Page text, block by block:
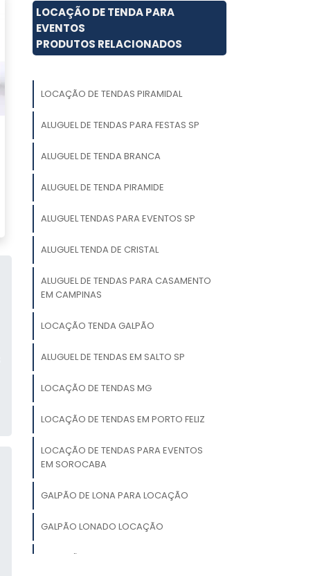
LOCAÇÃO DE TENDA PARA
EVENTOS
PRODUTOS RELACIONADOS
LOCAÇÃO DE TENDAS PIRAMIDAL
ALUGUEL DE TENDAS PARA FESTAS SP
ALUGUEL DE TENDA BRANCA
ALUGUEL DE TENDA PIRAMIDE
ALUGUEL TENDAS PARA EVENTOS SP
ALUGUEL TENDA DE CRISTAL
ALUGUEL DE TENDAS PARA CASAMENTO
EM CAMPINAS
LOCAÇÃO TENDA GALPÃO
ALUGUEL DE TENDAS EM SALTO SP
LOCAÇÃO DE TENDAS MG
LOCAÇÃO DE TENDAS EM PORTO FELIZ
LOCAÇÃO DE TENDAS PARA EVENTOS
EM SOROCABA
GALPÃO DE LONA PARA LOCAÇÃO
GALPÃO LONADO LOCAÇÃO
LOCAÇÃO DE TENDA 10X10